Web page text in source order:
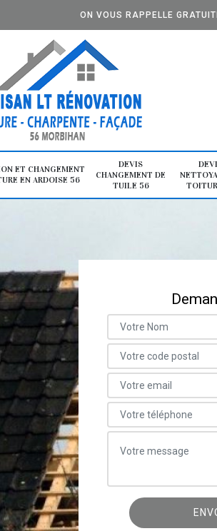
ON VOUS RAPPELLE
ET CHANGEMENT
EN ARDOISE 56
DEVIS
CHANGEMENT DE
TUILE 56